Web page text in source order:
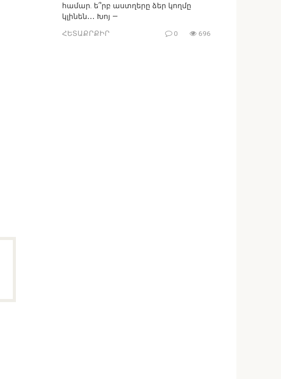
համար. ե՞րբ աստղերը ձեր կողմը
կլինեն․․․ Խոյ —
ՀԵՏԱՔՐՔԻՐ 0 696